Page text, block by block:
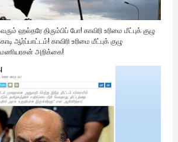
ஹல்தரே திரும்பிப் போ! காவிரி உரிமை மீட்புக் குழு
ஆர்ப்பாட்டம்! காவிரி உரிமை மீட்புக் குழு
அறிக்கை!